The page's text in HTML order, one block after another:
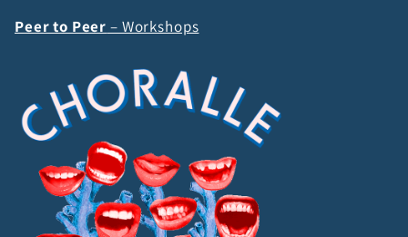
Peer to Peer – Workshops